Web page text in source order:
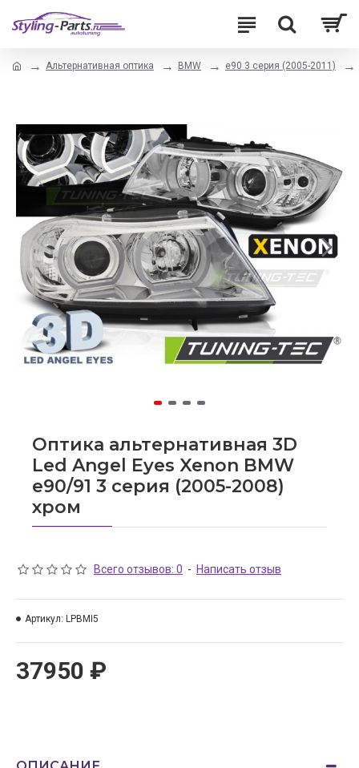
Альтернативная оптика BMW e90 3 серия (2005-2011)
Оптика альтернативная 3D
Led Angel Eyes Xenon BMW
e90/91 3 серия (2005-2008)
хром
Всего отзывов: 0 - Написать отзыв
37950 ₽
Артикул: LPBMI5